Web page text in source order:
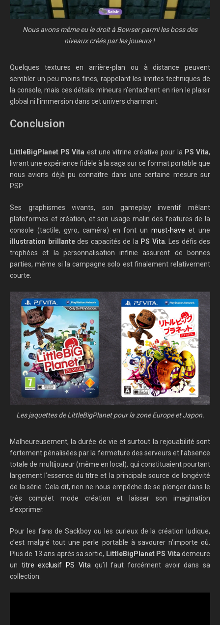
Nous avons même eu le droit à Bowser parmi les boss des
niveaux créés par les joueurs !
Quelques textures en arrière-plan ou à distance peuvent
sembler un peu moins fines, rappelant les limites techniques de
la console, mais ces détails mineurs n’entachent en rien le plaisir
global ni l’immersion dans cet univers charmant.
Conclusion
LittleBigPlanet PS Vita est une vitrine créative pour la PS Vita,
livrant une expérience fidèle à la saga sur ce format portable que
nous avions déjà pu connaître dans une certaine mesure sur
PSP.
Ses graphismes vivants, son gameplay inventif mêlant
plateformes et création, et son usage malin des features de la
console (tactile, gyro, caméra) en font unmust-have et une
illustration brillantedes capacités de la PS Vita. Les défis des
trophées et la personnalisation infinie assurent de bonnes
parties, même si la campagne solo est finalement relativement
courte.
Les jaquettes de LittleBigPlanet pour la zone Europe et Japon.
Malheureusement, la durée de vie et surtout la rejouabilité sont
fortement pénalisées par la fermeture des serveurs et l’absence
totale de multijoueur (même en local), qui constituaient pourtant
largement l’essence du titre et la principale source de longévité
de la série. Cela dit, rien ne nous empêche de se plonger dans le
très complet mode création et laisser son imagination
s’exprimer.
Pour les fans de Sackboy ou les curieux de la création ludique,
c’est malgré tout une perle portable à savourer n’importe où.
Plus de 13 ans après sa sortie, LittleBigPlanet PS Vita demeure
un titre exclusif PS Vita qu’il faut forcément avoir dans sa
collection.